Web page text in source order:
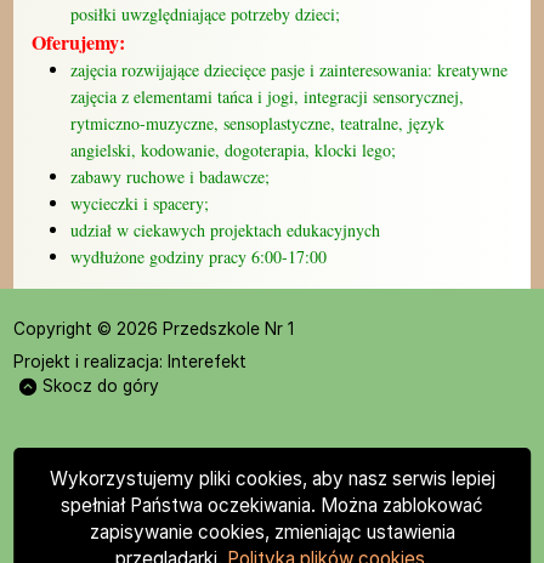
Wykorzystujemy pliki cookies, aby nasz serwis lepiej
spełniał Państwa oczekiwania. Można zablokować
zapisywanie cookies, zmieniając ustawienia
posiłki uwzględniające potrzeby dzieci;
Oferujemy:
zajęcia rozwijające dziecięce pasje i zainteresowania: kreatywne
zajęcia z elementami tańca i jogi, integracji sensorycznej,
rytmiczno-muzyczne, sensoplastyczne, teatralne, język
angielski, kodowanie, dogoterapia, klocki lego;
zabawy ruchowe i badawcze;
wycieczki i spacery;
udział w ciekawych projektach edukacyjnych
wydłużone godziny pracy 6:00-17:00
Copyright © 2026 Przedszkole Nr 1
Projekt i realizacja: Interefekt
Skocz do góry